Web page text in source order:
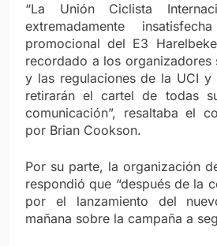
“La Unión Ciclista
extremadamente
promocional del E3
recordado a los organizadores
y las regulaciones de la UCI y
retirarán el cartel de todas
comunicación”, resaltaba el
por Brian Cookson.
Por su parte, la organización
respondió que “después de la
por el lanzamiento del
mañana sobre la campaña a